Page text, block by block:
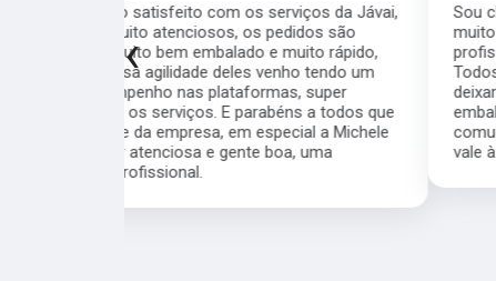
Sou cliente da Javai há meses e recomendo
muito pela qualidade, seriedade,
profissionalismo e velocidade da equipe.
Todos interessados em resolver as coisas e
deixar o cliente satisfeito. Cuidado com a
embalagem, rapidez nos processos,
comunicação fluida... quem está na dúvida se
vale à pena ou não, pode ir sem medo.
‹